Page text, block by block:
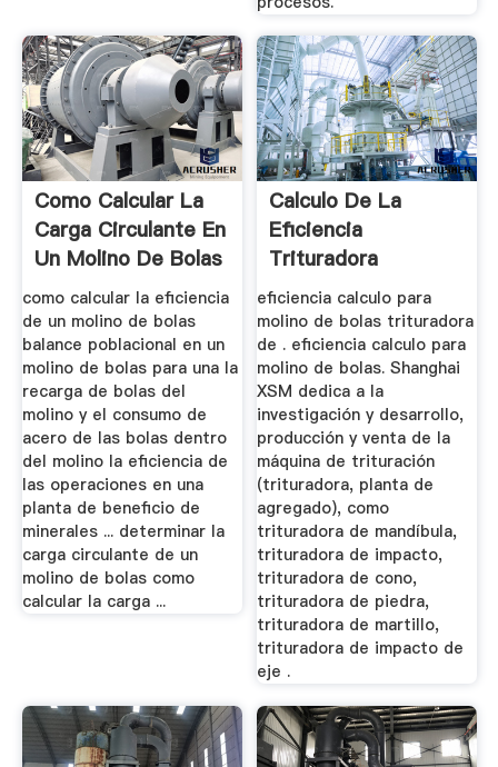
Como Calcular La
Carga Circulante En
Un Molino De Bolas
...
como calcular la eficiencia
de un molino de bolas
balance poblacional en un
molino de bolas para una la
recarga de bolas del
molino y el consumo de
acero de las bolas dentro
del molino la eficiencia de
las operaciones en una
planta de beneficio de
minerales ... determinar la
carga circulante de un
molino de bolas como
calcular la carga ...
Calculo De La
Eficiencia
Trituradora
eficiencia calculo para
molino de bolas trituradora
de . eficiencia calculo para
molino de bolas. Shanghai
XSM dedica a la
investigación y desarrollo,
producción y venta de la
máquina de trituración
(trituradora, planta de
agregado), como
trituradora de mandíbula,
trituradora de impacto,
trituradora de cono,
trituradora de piedra,
trituradora de martillo,
trituradora de impacto de
eje .